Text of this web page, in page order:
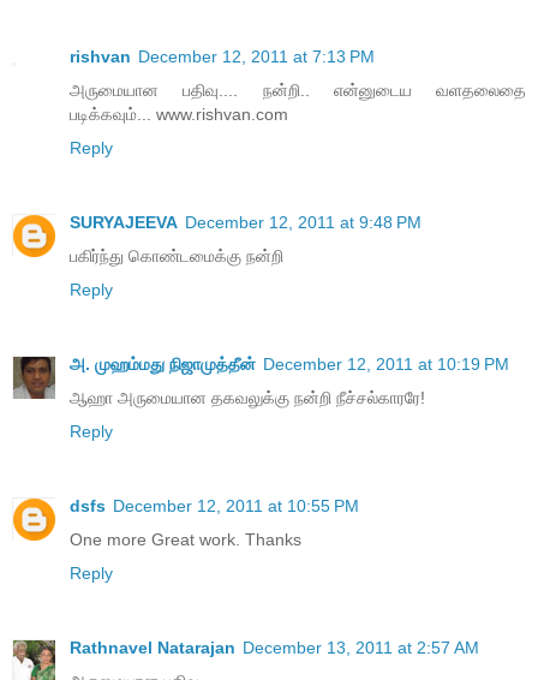
rishvan December 12, 2011 at 7:13 PM
அருமையான பதிவு.... நன்றி.. என்னுடைய வளதலைதை
படிக்கவும்... www.rishvan.com
Reply
SURYAJEEVA December 12, 2011 at 9:48 PM
பகிர்ந்து கொண்டமைக்கு நன்றி
Reply
அ. முஹம்மது நிஜாமுத்தீன் December 12, 2011 at 10:19 PM
ஆஹா அருமையான தகவலுக்கு நன்றி நீச்சல்காரரே!
Reply
dsfs December 12, 2011 at 10:55 PM
One more Great work. Thanks
Reply
Rathnavel Natarajan December 13, 2011 at 2:57 AM